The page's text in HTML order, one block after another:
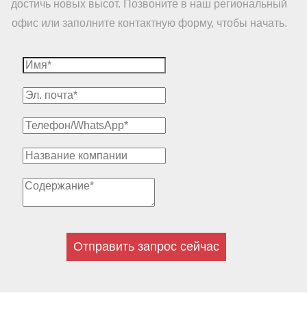
достичь новых высот. Позвоните в наш региональный
офис или заполните контактную форму, чтобы начать.
Отправить запрос сейчас